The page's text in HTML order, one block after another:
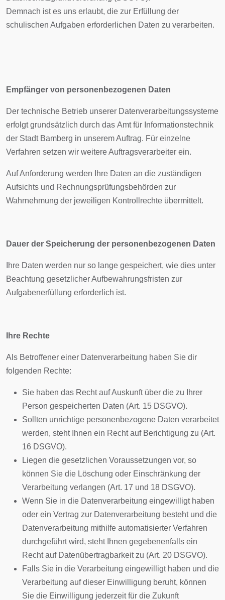
Demnach ist es uns erlaubt, die zur Erfüllung der
schulischen Aufgaben erforderlichen Daten zu verarbeiten.
Empfänger von personenbezogenen Daten
Der technische Betrieb unserer Datenverarbeitungssysteme
erfolgt grundsätzlich durch das Amt für Informationstechnik
der Stadt Bamberg in unserem Auftrag. Für einzelne
Verfahren setzen wir weitere Auftragsverarbeiter ein.
Auf Anforderung werden Ihre Daten an die zuständigen
Aufsichts und Rechnungsprüfungsbehörden zur
Wahrnehmung der jeweiligen Kontrollrechte übermittelt.
Dauer der Speicherung der personenbezogenen Daten
Ihre Daten werden nur so lange gespeichert, wie dies unter
Beachtung gesetzlicher Aufbewahrungsfristen zur
Aufgabenerfüllung erforderlich ist.
Ihre Rechte
Als Betroffener einer Datenverarbeitung haben Sie dir
folgenden Rechte:
Sie haben das Recht auf Auskunft über die zu Ihrer
Person gespeicherten Daten (Art. 15 DSGVO).
Sollten unrichtige personenbezogene Daten verarbeitet
werden, steht Ihnen ein Recht auf Berichtigung zu (Art.
16 DSGVO).
Liegen die gesetzlichen Voraussetzungen vor, so
können Sie die Löschung oder Einschränkung der
Verarbeitung verlangen (Art. 17 und 18 DSGVO).
Wenn Sie in die Datenverarbeitung eingewilligt haben
oder ein Vertrag zur Datenverarbeitung besteht und die
Datenverarbeitung mithilfe automatisierter Verfahren
durchgeführt wird, steht Ihnen gegebenenfalls ein
Recht auf Datenübertragbarkeit zu (Art. 20 DSGVO).
Falls Sie in die Verarbeitung eingewilligt haben und die
Verarbeitung auf dieser Einwilligung beruht, können
Sie die Einwilligung jederzeit für die Zukunft